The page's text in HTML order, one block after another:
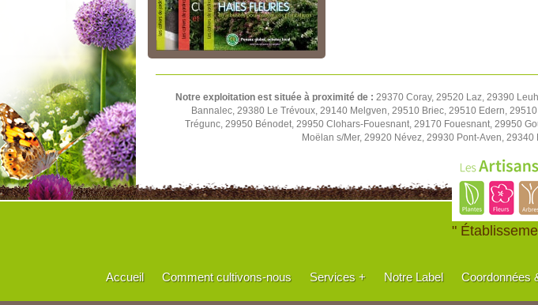
Notre exploitation est située à proximité de : 29370 Coray, 29520 Laz, 29390
Bannalec, 29380 Le Trévoux, 29140 Melgven, 29510 Briec, 29510 Edern,
Trégunc, 29950 Bénodet, 29950 Clohars-Fouesnant, 29170 Fouesnant, 29950
Moëlan s/Mer, 29920 Névez, 29930 Pont-Aven,
"
Accueil Comment cultivons-nous Services + Notre Label Coordonnées